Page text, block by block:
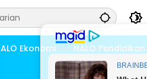
Ekonomi HALO Pendidikan